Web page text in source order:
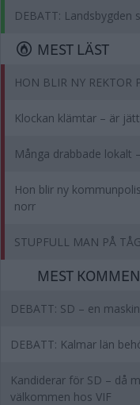
DEBATT: Landsbygden
MEST LÄST
HON BLIR NY REKTOR
Klockan klämtar – är
Många drabbade lokalt
Hon blir ny
norr
STUPFULL MAN PÅ
MEST
DEBATT: SD – en
DEBATT: Kalmar län
Kandiderar för SD – då
välkommen hos VIF